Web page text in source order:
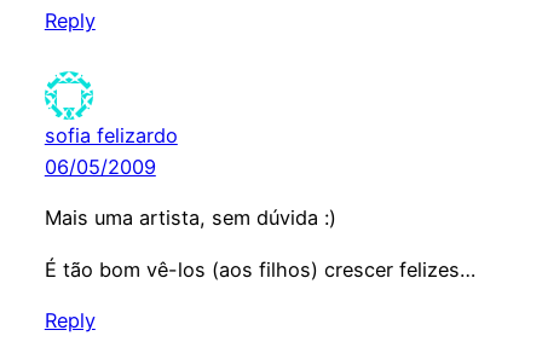
Reply
sofia felizardo
06/05/2009
Mais uma artista, sem dúvida :)
É tão bom vê-los (aos filhos) crescer felizes…
Reply